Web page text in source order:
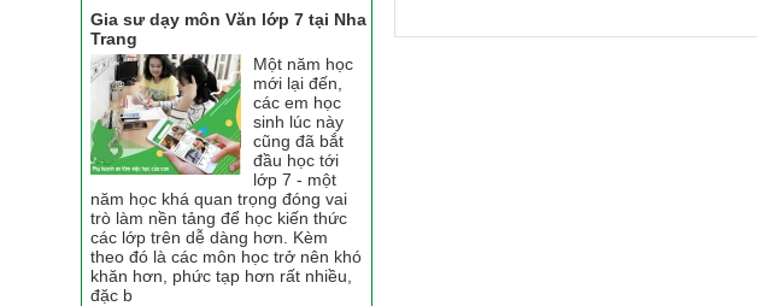
Gia sư dạy môn Văn lớp 7 tại Nha
Trang
Một năm học
mới lại đến,
các em học
sinh lúc này
cũng đã bắt
đầu học tới
lớp 7 - một
năm học khá quan trọng đóng vai
trò làm nền tảng để học kiến thức
các lớp trên dễ dàng hơn. Kèm
theo đó là các môn học trở nên khó
khăn hơn, phức tạp hơn rất nhiều,
đặc b